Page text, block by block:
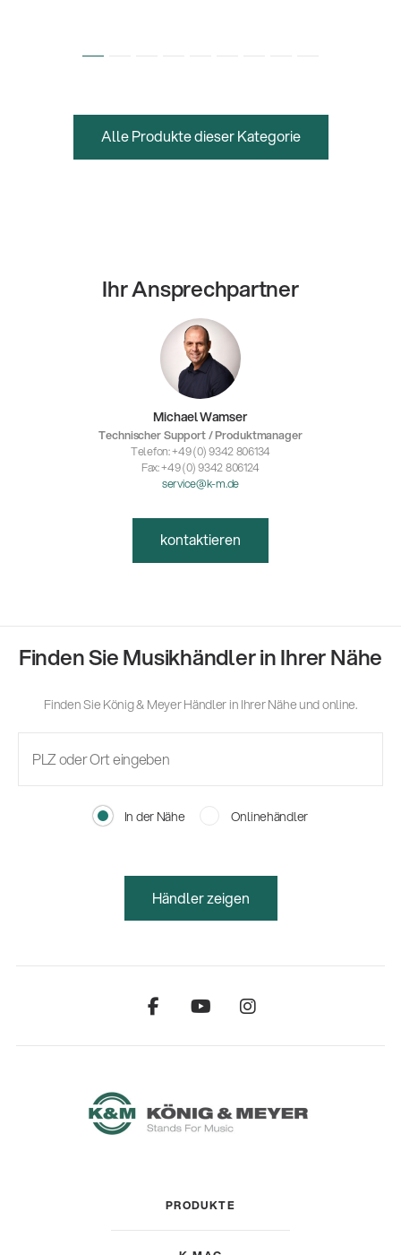
Alle Produkte dieser Kategorie
Ihr Ansprechpartner
Michael Wamser
Technischer Support / Produktmanager
Telefon: +49 (0) 9342 806134
Fax: +49 (0) 9342 806124
service@k-m.de
kontaktieren
Finden Sie Musikhändler in Ihrer Nähe
Finden Sie König & Meyer Händler in Ihrer Nähe und online.
In der Nähe Onlinehändler
Händler zeigen
PRODUKTE